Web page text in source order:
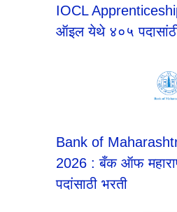
IOCL
ऑइल येथे ४०५
Bank of
2026 : बँक ऑफ
पदांसाठी भरती